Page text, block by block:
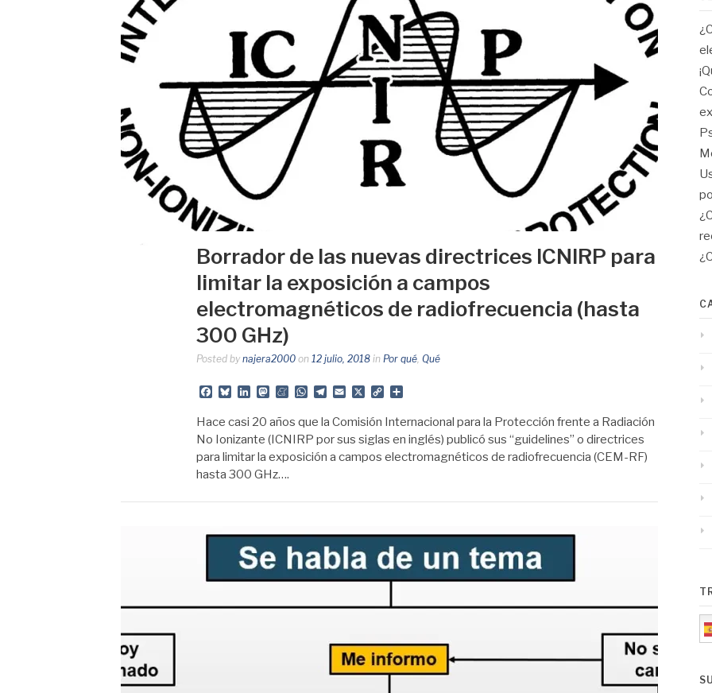
Borrador de las nuevas directrices ICNIRP para
limitar la exposición a campos
electromagnéticos de radiofrecuencia (hasta
300 GHz)
Posted by najera2000 on 12 julio, 2018 in Por qué, Qué
Facebook
BlueskyLinkedIn
Mastodon
Meneame
WhatsApp
Telegram
Email
X
Copy
Hace casi 20 años que la Comisión Internacional para la Protección frente a Radiación
No Ionizante (ICNIRP por sus siglas en inglés) publicó sus “guidelines” o directrices
para limitar la exposición a campos electromagnéticos de radiofrecuencia (CEM-RF)
hasta 300 GHz….